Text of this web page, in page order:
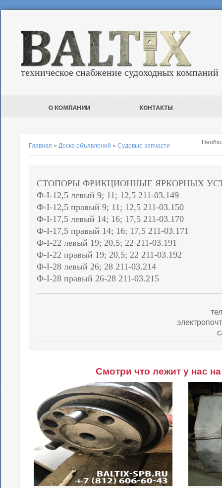
техническое снабжение судоходных компаний
Главная » Доска объявлений » Судовые запчасти
СТОПОРЫ ФРИКЦИОННЫЕ ЯРКОРНЫХ
Ф-I-12,5 левый 9; 11; 12,5 211-03.149
Ф-I-12,5 правый 9; 11; 12,5 211-03.150
Ф-I-17,5 левый 14; 16; 17,5 211-03.170
Ф-I-17,5 правый 14; 16; 17,5 211-03.171
Ф-I-22 левый 19; 20,5; 22 211-03.191
Ф-I-22 правый 19; 20,5; 22 211-03.192
Ф-I-28 левый 26; 28 211-03.214
Ф-I-28 правый 26-28 211-03.215
Смотри что лежит у нас